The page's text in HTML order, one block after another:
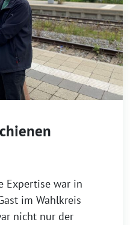
Expertise war in
im Wahlkreis
nicht nur der